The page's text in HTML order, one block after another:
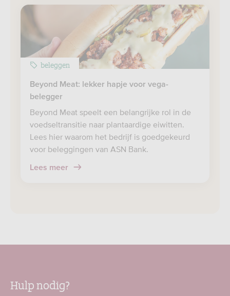
beleggen
Beyond Meat: lekker hapje voor vega-
belegger
Beyond Meat speelt een belangrijke rol in de
voedseltransitie naar plantaardige eiwitten.
Lees hier waarom het bedrijf is goedgekeurd
voor beleggingen van ASN Bank.
Lees meer
Hulp nodig?